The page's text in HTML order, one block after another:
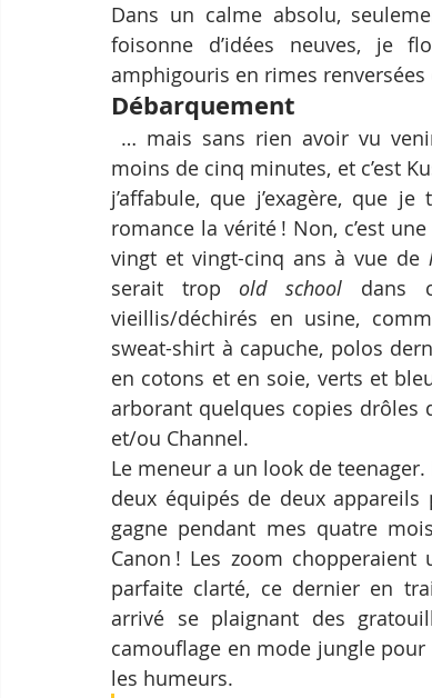
Dans un calme absolu,
foisonne d’idées neuves, je
amphigouris en rimes
Débarquement
moins de cinq minutes, et c’est
j’affabule, que j’exagère, que
romance la vérité ! Non, c’est
vingt et vingt-cinq ans à vue de
serait trop old school dans
vieillis/déchirés en usine,
sweat-shirt à capuche, polos
en cotons et en soie, verts et
arborant quelques copies drôles
et/ou Channel.
Le meneur a un look de
deux équipés de deux
gagne pendant mes quatre
Canon ! Les zoom
parfaite clarté, ce dernier en
arrivé se plaignant des
camouflage en mode jungle
les humeurs.